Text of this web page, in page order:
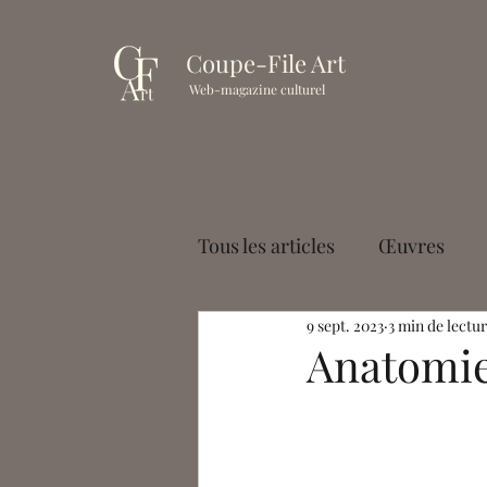
Coupe-File Art
Web-magazine culturel
Tous les articles Œuvres
Muséologie Cinéma
9 sept. 2023 3 min de